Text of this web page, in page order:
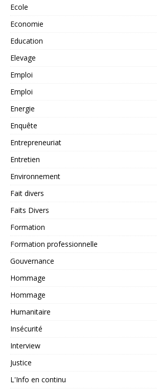
Ecole
Economie
Education
Elevage
Emploi
Emploi
Energie
Enquête
Entrepreneuriat
Entretien
Environnement
Fait divers
Faits Divers
Formation
Formation professionnelle
Gouvernance
Hommage
Hommage
Humanitaire
Insécurité
Interview
Justice
L'Info en continu